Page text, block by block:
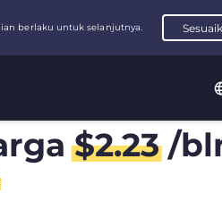
$2.23/